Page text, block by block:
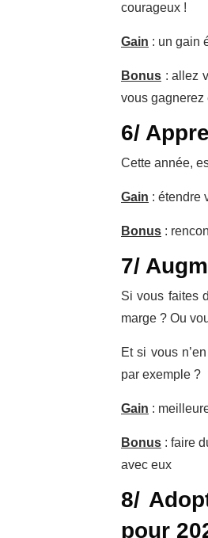
courageux !
Gain : un gain
Bonus : allez
vous gagnerez
6/
Cette année,
Gain : étendre
Bonus :
7/
Si vous faites
marge ? Ou
Et si vous
par exemple ?
Gain :
Bonus : faire
avec eux
8/
pour